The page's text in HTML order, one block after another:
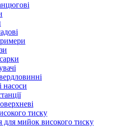
насоси
тиску
для мийок високого тиску